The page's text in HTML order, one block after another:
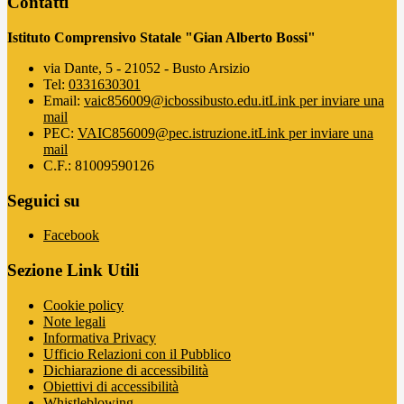
Istituto Comprensivo Statale "Gian Alberto Bossi"
via Dante, 5 - 21052 - Busto Arsizio
Tel: 0331630301
Email: vaic856009@icbossibusto.edu.itLink per inviare una
mail
PEC: VAIC856009@pec.istruzione.itLink per inviare una
mail
C.F.: 81009590126
Seguici su
Facebook
Sezione Link Utili
Cookie policy
Note legali
Informativa Privacy
Ufficio Relazioni con il Pubblico
Dichiarazione di accessibilità
Obiettivi di accessibilità